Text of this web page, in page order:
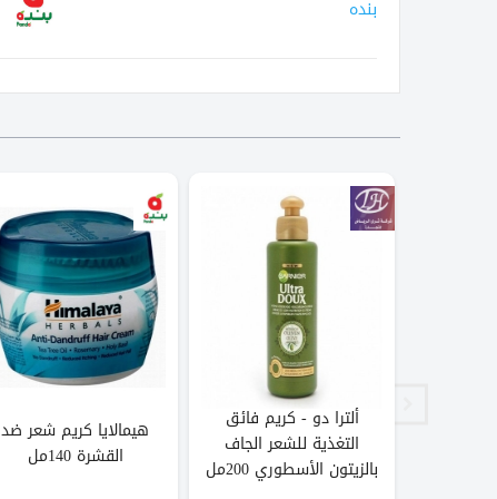
بنده
ألترا دو - كريم فائق
التغذية للشعر الجاف
بالزيتون الأسطوري 200مل
هيمالايا كريم شعر ضد
القشرة 140مل